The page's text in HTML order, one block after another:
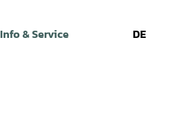
Info & Service DE